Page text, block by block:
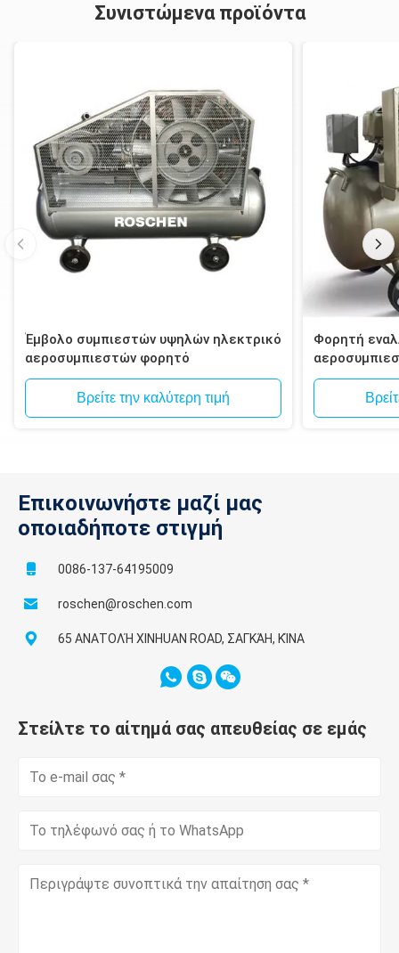
Συνιστώμενα προϊόντα
Έμβολο συμπιεστών υψηλών ηλεκτρικό
αεροσυμπιεστών φορητό
Βρείτε την καλύτερη τιμή
Φορητή
Επικοινωνήστε μαζί μας
οποιαδήποτε στιγμή
0086-137-64195009
roschen@roschen.com
65 ΑΝΑΤΟΛΉ XINHUAN ROAD, ΣΑΓΚΆΗ, ΚΊΝΑ
Στείλτε το αίτημά σας απευθείας σε εμάς